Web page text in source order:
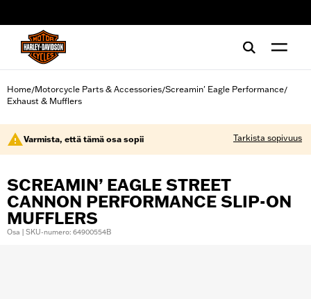
Home/Motorcycle Parts & Accessories/Screamin' Eagle Performance/
Exhaust & Mufflers
Varmista, että tämä osa sopii Tarkista sopivuus
SCREAMIN’ EAGLE STREET
CANNON PERFORMANCE SLIP-ON
MUFFLERS
Osa | SKU-numero: 64900554B